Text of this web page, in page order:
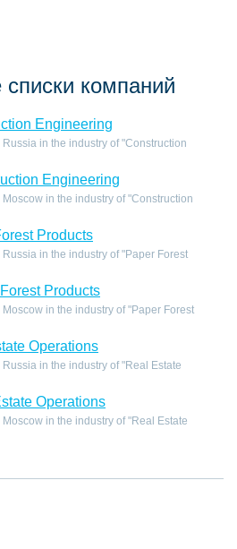
компаний
Engineering
in the industry of "Construction
Engineering
in the industry of "Construction
Products
in the industry of "Paper Forest
Products
in the industry of "Paper Forest
Operations
in the industry of "Real Estate
Operations
in the industry of "Real Estate